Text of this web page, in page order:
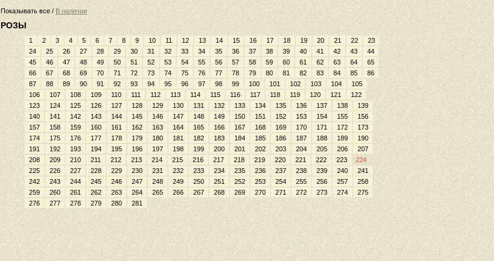
Показывать все /В наличии
РОЗЫ
1 2 3 4 5 6 7 8 9 10 11 12 13 14 15 16 17 18 19 20 21 22
23
24
25 26 27 28 29 30 31 32 33 34 35 36 37 38 39 40 41 42 43
44
45
46 47 48 49 50 51 52 53 54 55 56 57 58 59 60 61 62 63 64
65
66
67 68 69 70 71 72 73 74 75 76 77 78 79 80 81 82 83 84 85
86
87
88 89 90 91 92 93 94 95 96 97 98 99 100 101 102 103 104
105
106
107 108 109 110 111 112 113 114 115 116 117 118 119 120 121
122
123
124 125 126 127 128 129 130 131 132 133 134 135 136 137 138
139
140
141 142 143 144 145 146 147 148 149 150 151 152 153 154 155
156
157
158 159 160 161 162 163 164 165 166 167 168 169 170 171 172
173
174
175 176 177 178 179 180 181 182 183 184 185 186 187 188 189
190
191
192 193 194 195 196 197 198 199 200 201 202 203 204 205 206
207
208
209 210 211 212 213 214 215 216 217 218 219 220 221 222 223
224
225
226 227 228 229 230 231 232 233 234 235 236 237 238 239 240
241
242
243 244 245 246 247 248 249 250 251 252 253 254 255 256 257
258
259
260 261 262 263 264 265 266 267 268 269 270 271 272 273 274
275
276
277 278 279 280 281